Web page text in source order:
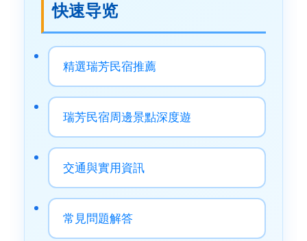
快速导览
精選瑞芳民宿推薦
瑞芳民宿周邊景點深度遊
交通與實用資訊
常見問題解答